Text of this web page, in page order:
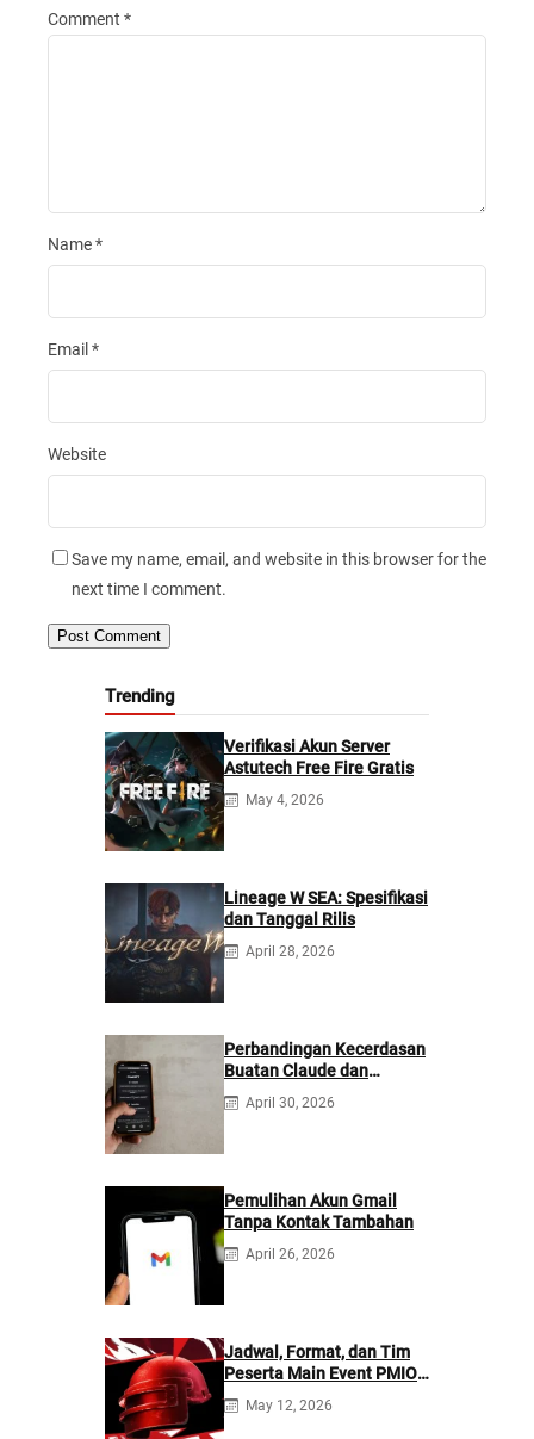
Comment *
Name*
Email *
Website
Save my name, email, and website in this browser for the
next time I comment.
Trending
Verifikasi Akun Server
Astutech Free Fire Gratis
May 4, 2026
Lineage W SEA: Spesifikasi
dan Tanggal Rilis
April 28, 2026
Perbandingan Kecerdasan
Buatan Claude dan
ChatGPT: Mana yang
Lebih Baik?
April 30, 2026
Pemulihan Akun Gmail
Tanpa Kontak Tambahan
April 26, 2026
Jadwal, Format, dan Tim
Peserta Main Event PMIO
2026
May 12, 2026